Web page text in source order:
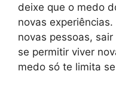
deixe que o medo
novas
novas pessoas,
se permitir viver
medo só te limita